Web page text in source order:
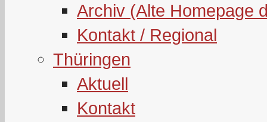
Archiv (Alte Homepage
Kontakt / Regional
Thüringen
Aktuell
Kontakt